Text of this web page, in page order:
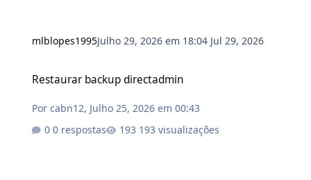
mlblopes1995Julho 29, 2026 em 18:04 Jul 29, 2026
Restaurar backup directadmin
Porcabn12, Julho 25, 2026 em 00:43
0 respostas
193 visualizações